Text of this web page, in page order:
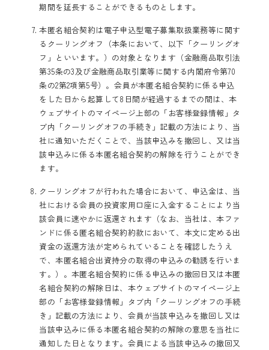
期間を延長することができるものとします。
本匿名組合契約は電子申込型電子募集取扱業務等に関す
るクーリングオフ（本条において、以下「クーリングオ
フ」といいます。）の対象となります（金融商品取引法
第35条の3及び金融商品取引業等に関する内閣府令第70
条の2第2項第5号）。会員が本匿名組合契約に係る申込
をした日から起算して8日間が経過するまでの間は、本
ウェブサイトのマイページ上部の「お客様登録情報」タ
ブ内「クーリングオフの手続き」記載の方法により、当
社に通知いただくことで、当該申込みを撤回し、又は当
該申込みに係る本匿名組合契約の解除を行うことができ
ます。
クーリングオフが行われた場合において、申込金は、当
社における会員の投資家用口座に入金することにより当
該会員に速やかに返還されます（なお、当社は、本ファ
ンドに係る匿名組合契約約款において、本文に定める出
資金の返還方法が定められていることを確認したうえ
で、本匿名組合出資持分の取得の申込みの勧誘を行いま
す。）。本匿名組合契約に係る申込みの撤回日又は本匿
名組合契約の解除日は、本ウェブサイトのマイページ上
部の「お客様登録情報」タブ内「クーリングオフの手続
き」記載の方法により、会員が当該申込みを撤回し又は
当該申込みに係る本匿名組合契約の解除の意思を当社に
通知した日となります。会員による当該申込みの撤回又